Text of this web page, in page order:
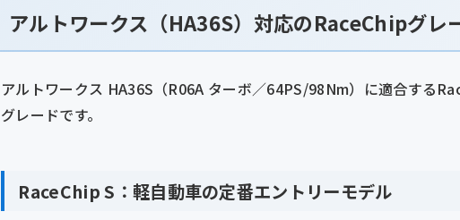
アルトワークス（HA36S）対応のRaceChipグレ
アルトワークス HA36S（R06A ターボ／64PS/98Nm）に適合する
グレードです。
RaceChip S：軽自動車の定番エントリーモデル